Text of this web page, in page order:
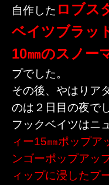
自作した ロブス
ベイツブラッ
10㎜のスノー
プでした。
その後、やはりア
のは２日目の夜で
フックベイツはニ
ィー15㎜ポップア
ンゴーポップアッ
ィップに浸したプ